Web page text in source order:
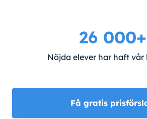
26 000+
Nöjda elever har haft vår
Få gratis